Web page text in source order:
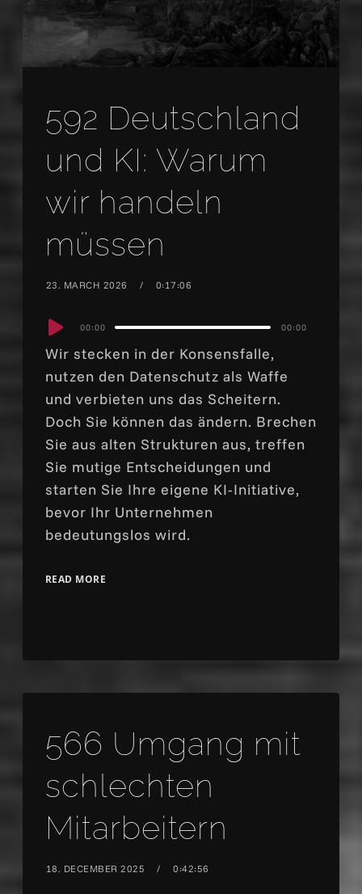
592 Deutschland
und KI: Warum
wir handeln
müssen
23. MARCH 2026 0:17:06
Audio00:00 00:00
Wir stecken in der Konsensfalle,
nutzen den Datenschutz als Waffe
und verbieten uns das Scheitern.
Doch Sie können das ändern. Brechen
Sie aus alten Strukturen aus, treffen
Sie mutige Entscheidungen und
starten Sie Ihre eigene KI-Initiative,
bevor Ihr Unternehmen
bedeutungslos wird.
READ MORE
566 Umgang mit
schlechten
Mitarbeitern
18. DECEMBER 2025 0:42:56